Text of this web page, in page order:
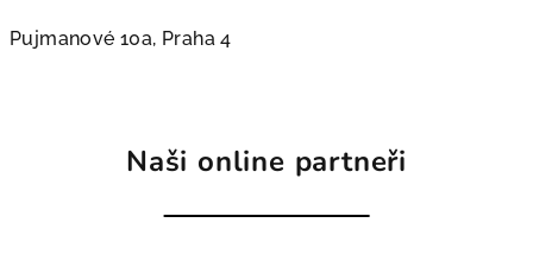
Pujmanové 10a, Praha 4
Naši online partneři